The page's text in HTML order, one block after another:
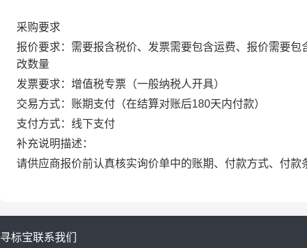
采购要求
报价要求：需要报含税价、发票需要包含运费、报价需要
改数量
发票要求：增值税专票（一般纳税人开具）
交易方式：账期支付（在结算对账后180天内付款）
支付方式：线下支付
补充说明描述：
请供应商报价前认真核实询价单中的账期、付款方式、付
寻标宝联系我们